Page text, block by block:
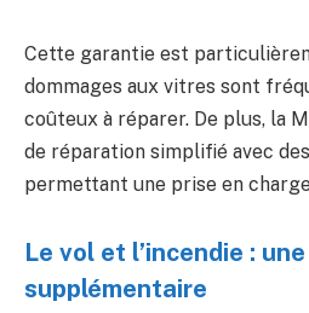
Cette garantie est
dommages aux vitres sont
coûteux à réparer. De plus, la
de réparation simplifié avec
permettant une prise en
Le vol et l’incendie :
supplémentaire